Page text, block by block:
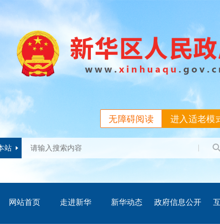
进入适老模
无障碍阅读
站
网站首页 走进新华 新华动态 政府信息公开